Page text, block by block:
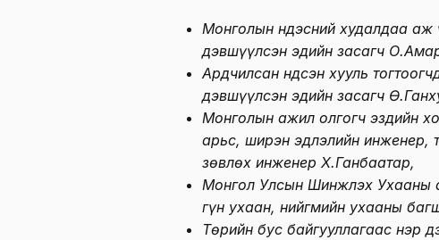
Монголын Үндэсний худалдаа
дэвшүүлсэн эдийн засагч
Ардчилсан Үндсэн хууль
дэвшүүлсэн эдийн засагч
Монголын ажил олгогч эздийн
арьс, ширэн эдлэлийн инженер,
зөвлөх инженер Х.Ганбаатар,
Монгол Улсын Шинжлэх Ухааны
гүн ухаан, нийгмийн ухааны
Төрийн бус байгууллагаас нэр